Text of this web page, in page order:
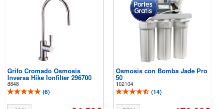
Grifo Cromado Osmosis
Inversa Hike Ionfilter 296700
8848
(6)
Osmosis con Bomba Jade Pro
50
102104
(14)